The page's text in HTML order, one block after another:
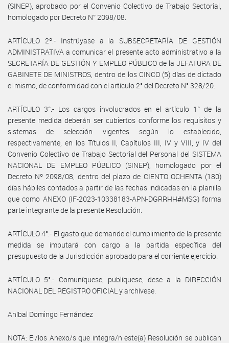
(SINEP), aprobado por el Convenio Colectivo de Trabajo Sectorial,
homologado por Decreto N° 2098/08.
ARTÍCULO 2º.- Instrúyase a la SUBSECRETARÍA DE GESTIÓN
ADMINISTRATIVA a comunicar el presente acto administrativo a la
SECRETARÍA DE GESTIÓN Y EMPLEO PÚBLICO de la JEFATURA DE
GABINETE DE MINISTROS, dentro de los CINCO (5) días de dictado
el mismo, de conformidad con el artículo 2° del Decreto N° 328/20.
ARTÍCULO 3°.- Los cargos involucrados en el artículo 1° de la
presente medida deberán ser cubiertos conforme los requisitos y
sistemas de selección vigentes según lo establecido,
respectivamente, en los Títulos II, Capítulos III, IV y VIII, y IV del
Convenio Colectivo de Trabajo Sectorial del Personal del SISTEMA
NACIONAL DE EMPLEO PÚBLICO (SINEP), homologado por el
Decreto Nº 2098/08, dentro del plazo de CIENTO OCHENTA (180)
días hábiles contados a partir de las fechas indicadas en la planilla
que como ANEXO (IF-2023-10338183-APN-DGRRHH#MSG) forma
parte integrante de la presente Resolución.
ARTÍCULO 4°.- El gasto que demande el cumplimiento de la presente
medida se imputará con cargo a la partida específica del
presupuesto de la Jurisdicción aprobado para el corriente ejercicio.
ARTÍCULO 5°.- Comuníquese, publíquese, dese a la DIRECCIÓN
NACIONAL DEL REGISTRO OFICIAL y archívese.
Aníbal Domingo Fernández
NOTA: El/los Anexo/s que integra/n este(a) Resolución se publican